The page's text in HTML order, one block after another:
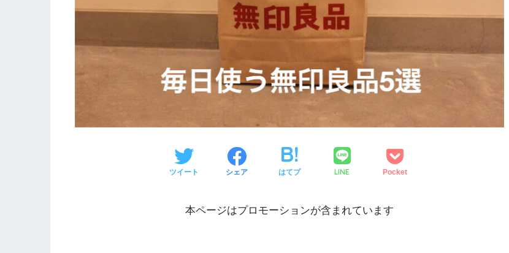
ツイート シェア はてブ LINE Pocket
本ページはプロモーションが含まれています